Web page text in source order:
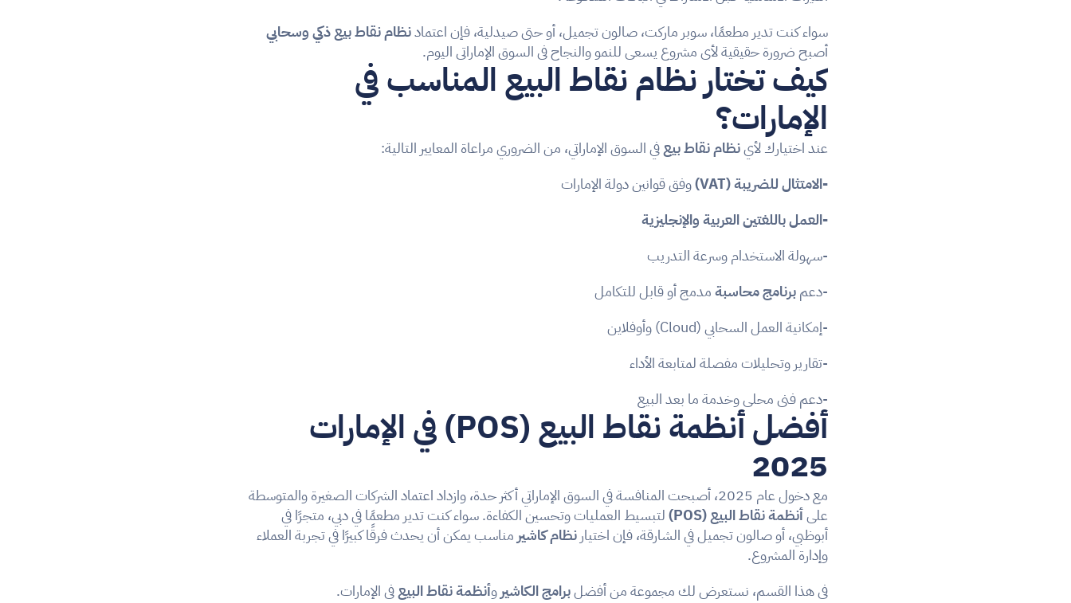
سواء كنت تدير مطعمًا، سوبر ماركت، صالون تجميل، أو حتى صيدلية، فإن اعتماد نظام نقاط بيع ذكي وسحابي
أصبح ضرورة حقيقية لأي مشروع يسعى للنمو والنجاح في السوق الإماراتي اليوم.
الإمارات؟
عند اختيارك لأي نظام نقاط بيع في السوق الإماراتي، من الضروري مراعاة المعايير التالية:
-الامتثال للضريبة (VAT)
وفق قوانين دولة الإمارات
-العمل باللغتين العربية والإنجليزية
-سهولة الاستخدام وسرعة التدريب
-دعم برنامج محاسبة مدمج أو قابل للتكامل
-إمكانية العمل السحابي (Cloud) وأوفلاين
-تقارير وتحليلات مفصلة لمتابعة الأداء
-دعم فني محلي وخدمة ما بعد البيع
2025
على أنظمة نقاط البيع (POS)
أبوظبي، أو صالون تجميل في الشارقة، فإن اختيار نظام كاشير
وإدارة المشروع.
في هذا القسم، نستعرض لك مجموعة من أفضل برامج الكاشير وأنظمة نقاط البيع في الإمارات.